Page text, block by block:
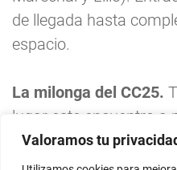
Valoramos tu
de llegada hasta
espacio.
La milonga del CC25.
lugar este encuentro a
Redonda, organizado
musicalizado por